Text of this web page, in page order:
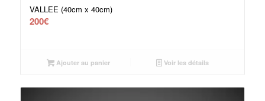
VALLEE (40cm x 40cm)
200€
Ajouter au panier Voir les détails